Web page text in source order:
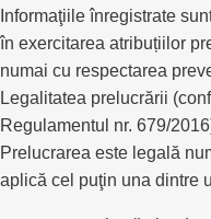
Informaţiile înregistrate
în exercitarea atribuțiilor
numai cu respectarea
Legalitatea prelucrării
Regulamentul nr. 679/
Prelucrarea este legală
aplică cel puţin una dintre